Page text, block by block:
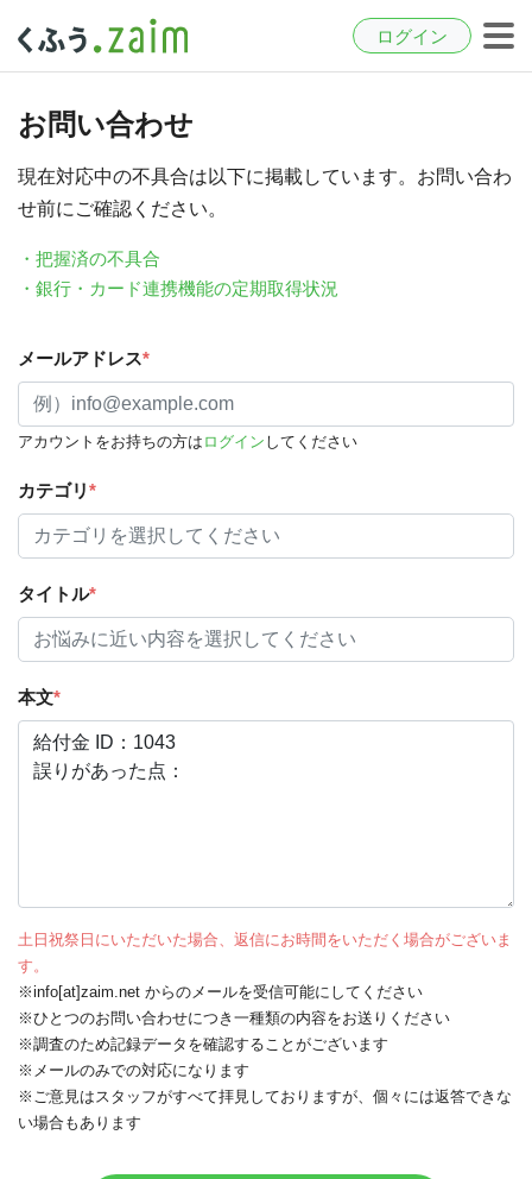
ログイン
お問い合わせ
現在対応中の不具合は以下に掲載しています。お問い合わ
せ前にご確認ください。
・把握済の不具合
・銀行・カード連携機能の定期取得状況
メールアドレス*
アカウントをお持ちの方は ログイン してください
カテゴリ*
タイトル*
本文*
土日祝祭日にいただいた場合、返信にお時間をいただく場合がございま
す。
※info[at]zaim.net からのメールを受信可能にしてください
※ひとつのお問い合わせにつき一種類の内容をお送りください
※調査のため記録データを確認することがございます
※メールのみでの対応になります
※ご意見はスタッフがすべて拝見しておりますが、個々には返答できな
い場合もあります